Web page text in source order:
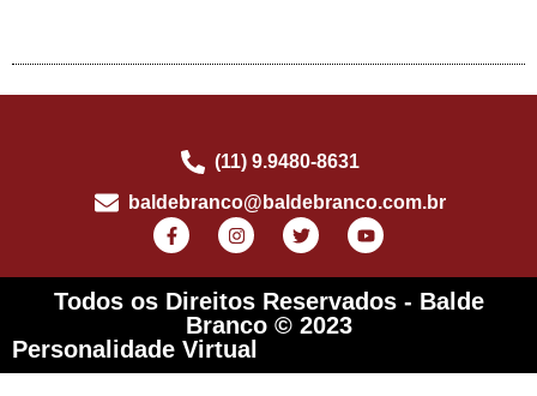
(11) 9.9480-8631
baldebranco@baldebranco.com.br
Todos os Direitos Reservados - Balde
Branco © 2023
Personalidade Virtual